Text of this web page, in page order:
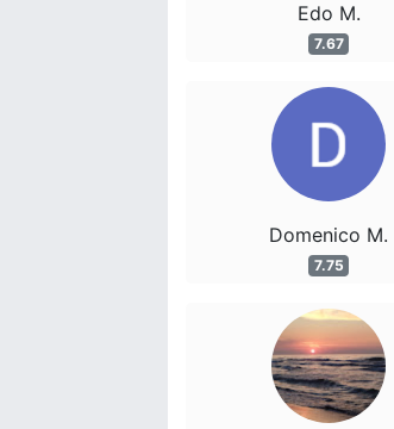
Edo M.
7.67
Domenico M.
7.75